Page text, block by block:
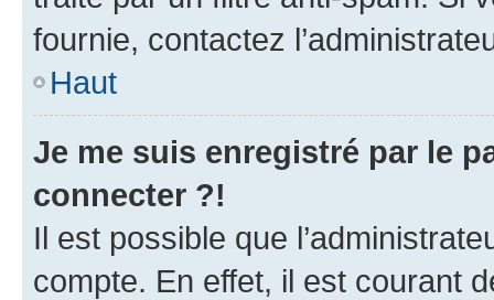
fournie, contactez
Haut
Je me suis enregistré par le
connecter ?!
Il est possible que
compte. En effet, il est courant